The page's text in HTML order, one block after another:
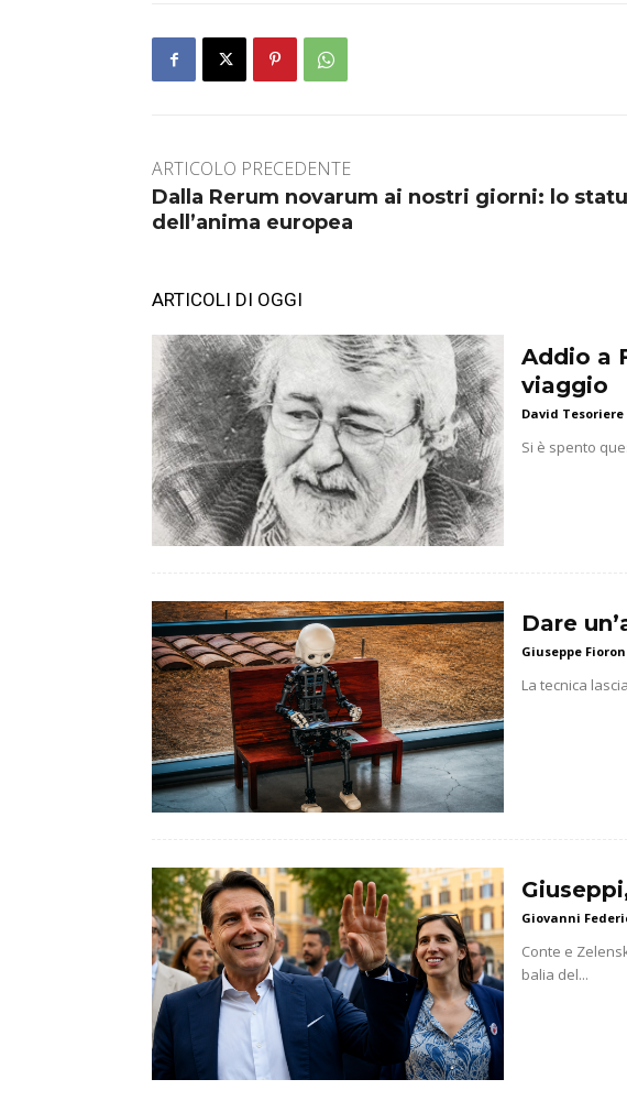
ARTICOLO PRECEDENTE
Dalla Rerum novarum ai nostri giorni: lo
dell’anima europea
ARTICOLI DI OGGI
Addio a
viaggio
David Tesoriere
Si è spento
Dare
Giuseppe
La tecnica
Giovanni
Conte e
balia del...